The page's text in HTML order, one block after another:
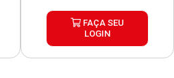
FAÇA SEU
LOGIN